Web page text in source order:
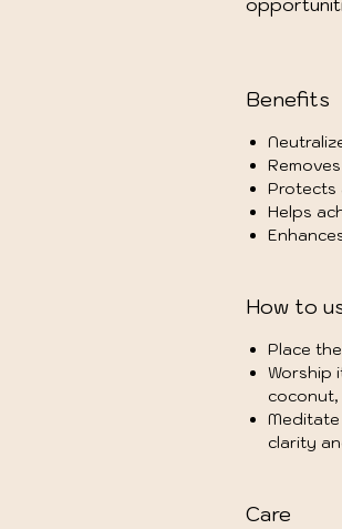
Benefits
Protects
Helps
How to
Place
Worship
Meditate
clarity
Care